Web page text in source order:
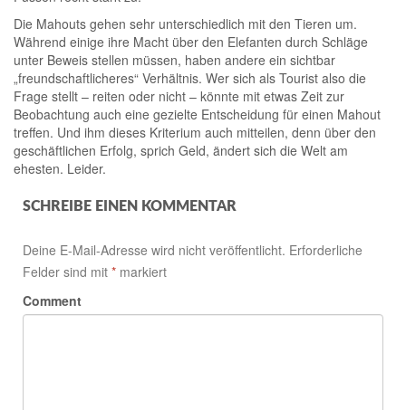
Die Mahouts gehen sehr unterschiedlich mit den Tieren um.
Während einige ihre Macht über den Elefanten durch Schläge
unter Beweis stellen müssen, haben andere ein sichtbar
„freundschaftlicheres“ Verhältnis. Wer sich als Tourist also die
Frage stellt – reiten oder nicht – könnte mit etwas Zeit zur
Beobachtung auch eine gezielte Entscheidung für einen Mahout
treffen. Und ihm dieses Kriterium auch mitteilen, denn über den
geschäftlichen Erfolg, sprich Geld, ändert sich die Welt am
ehesten. Leider.
SCHREIBE EINEN KOMMENTAR
Deine E-Mail-Adresse wird nicht veröffentlicht. Erforderliche
Felder sind mit * markiert
Comment